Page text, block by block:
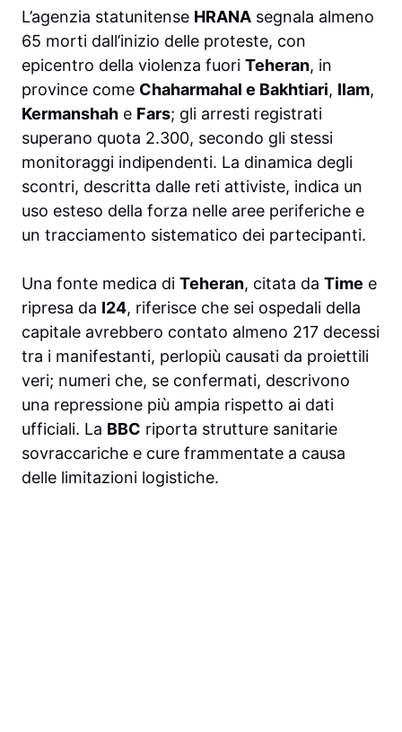
L’agenzia statunitense HRANA segnala almeno
65 morti dall’inizio delle proteste, con
epicentro della violenza fuori Teheran, in
province come Chaharmahal e Bakhtiari, Ilam,
Kermanshah e Fars; gli arresti registrati
superano quota 2.300, secondo gli stessi
monitoraggi indipendenti. La dinamica degli
scontri, descritta dalle reti attiviste, indica un
uso esteso della forza nelle aree periferiche e
un tracciamento sistematico dei partecipanti.
Una fonte medica di Teheran, citata da Time e
ripresa da I24, riferisce che sei ospedali della
capitale avrebbero contato almeno 217 decessi
tra i manifestanti, perlopiù causati da proiettili
veri; numeri che, se confermati, descrivono
una repressione più ampia rispetto ai dati
ufficiali. La BBC riporta strutture sanitarie
sovraccariche e cure frammentate a causa
delle limitazioni logistiche.